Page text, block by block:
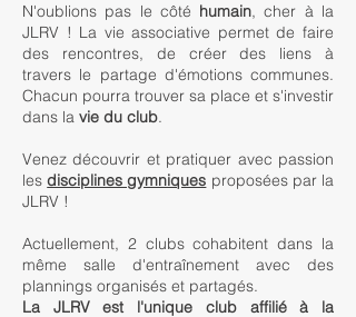
N'oublions pas le côté humain, cher à la
JLRV ! La vie associative permet de faire
des rencontres, de créer des liens à
travers le partage d'émotions communes.
Chacun pourra trouver sa place et s'investir
dans la vie du club.
Venez découvrir et pratiquer avec passion
lesdisciplines gymniques proposées par la
JLRV !
Actuellement, 2 clubs cohabitent dans la
même salle d'entraînement avec des
plannings organisés et partagés.
La JLRV est l'unique club affilié à la